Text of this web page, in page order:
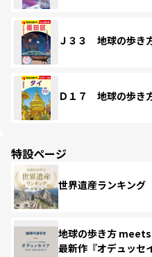
Ｊ３３ 地球の歩き
Ｄ１７ 地球の歩
特設ページ
世界遺産ランキング
地球の歩き方 meets
最新作『オデュッセ